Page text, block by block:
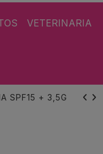
VETERINARIA
SPF15 + 3,5G